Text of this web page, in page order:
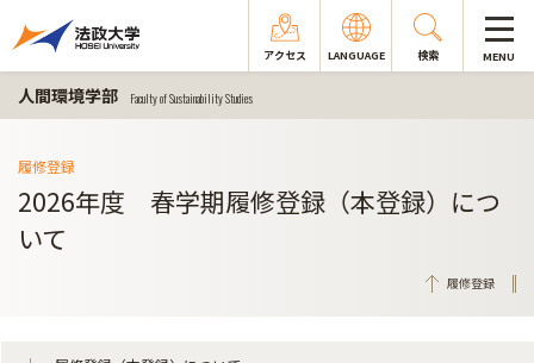
アクセス LANGUAGE 検索 MENU
人間環境学部 Faculty of Sustainability Studies
履修登録
2026年度 春学期履修登録（本登録）につ
いて
履修登録